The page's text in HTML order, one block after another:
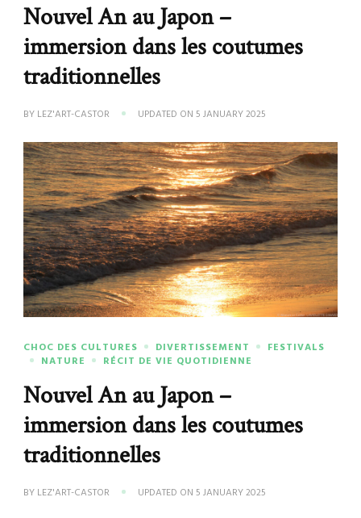
Nouvel An au Japon –
immersion dans les coutumes
traditionnelles
BY LEZ'ART-CASTOR UPDATED ON 5 JANUARY 2025
CHOC DES CULTURES DIVERTISSEMENT
FESTIVALS
NATURE
RÉCIT DE VIE QUOTIDIENNE
Nouvel An au Japon –
immersion dans les coutumes
traditionnelles
BY LEZ'ART-CASTOR UPDATED ON 5 JANUARY 2025